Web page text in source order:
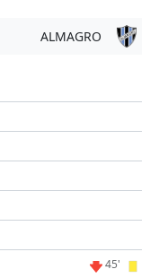
ALMAGRO
45'